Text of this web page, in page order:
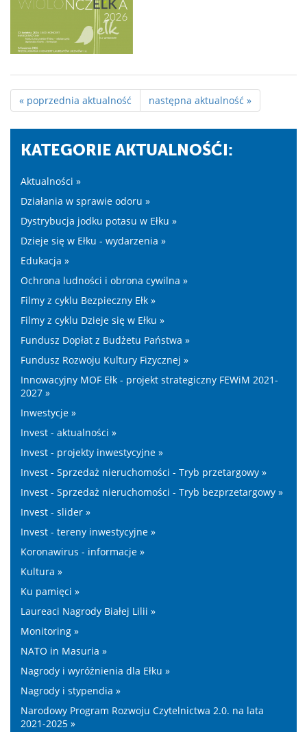
« poprzednia aktualność następna aktualność »
KATEGORIE AKTUALNOŚĆI:
Aktualności »
Działania w sprawie odoru »
Dystrybucja jodku potasu w Ełku »
Dzieje się w Ełku - wydarzenia »
Edukacja »
Ochrona ludności i obrona cywilna »
Filmy z cyklu Bezpieczny Ełk »
Filmy z cyklu Dzieje się w Ełku »
Fundusz Dopłat z Budżetu Państwa »
Fundusz Rozwoju Kultury Fizycznej »
Innowacyjny MOF Ełk - projekt strategiczny FEWiM 2021-
2027 »
Inwestycje »
Invest - aktualności »
Invest - projekty inwestycyjne »
Invest - Sprzedaż nieruchomości - Tryb przetargowy »
Invest - Sprzedaż nieruchomości - Tryb bezprzetargowy »
Invest - slider »
Invest - tereny inwestycyjne »
Koronawirus - informacje »
Kultura »
Ku pamięci »
Laureaci Nagrody Białej Lilii »
Monitoring »
NATO in Masuria »
Nagrody i wyróżnienia dla Ełku »
Nagrody i stypendia »
Narodowy Program Rozwoju Czytelnictwa 2.0. na lata
2021-2025 »